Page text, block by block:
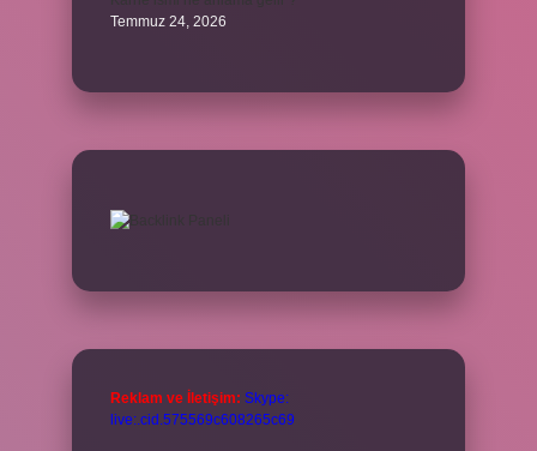
Temmuz 24, 2026
Reklam ve İletişim: Skype:
live:.cid.575569c608265c69